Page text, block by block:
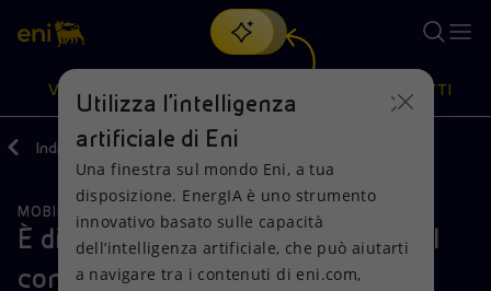
Cerca
scopri EnergIA, la nostra nuova soluzione di intelligenza
artificiale.
VISIONE
Visione
Mission e valori
Azioni
Diversificazione energetica
PRODOTTI
Prodotti
Casa
Indietro Media Comunicati Stampa
MOBILITÀ SOSTENIBILE
È di Kenya Airways il primo volo dal
continente africano con il
Utilizza l'intelligenza
artificiale di Eni
Una finestra sul mondo Eni, a tua
disposizione. EnergIA è uno strumento
innovativo basato sulle capacità
dell’intelligenza artificiale, che può aiutarti
a navigare tra i contenuti di eni.com,